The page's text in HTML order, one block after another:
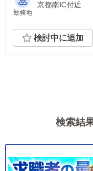
勤務地
京都南IC付近
検討中に追加
検索結